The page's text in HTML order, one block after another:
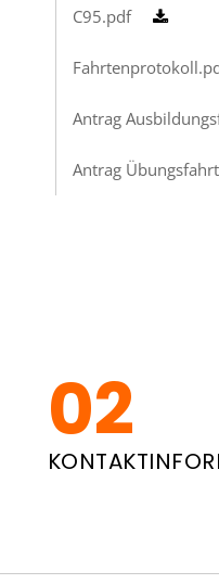
C95.pdf
Antrag
Antrag